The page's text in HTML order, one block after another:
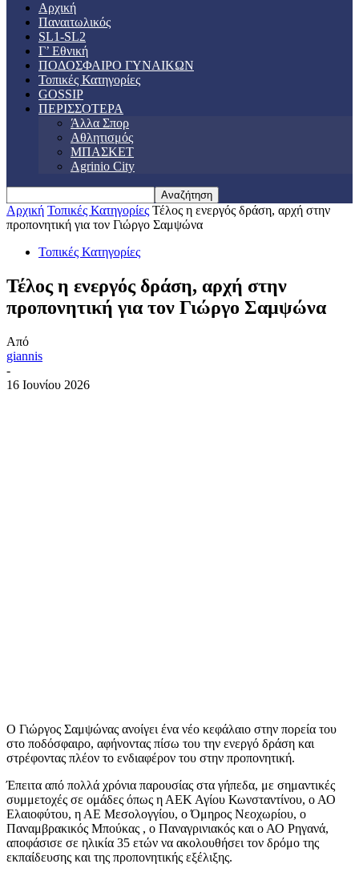
Αρχική
Παναιτωλικός
SL1-SL2
Γ’ Εθνική
ΠΟΔΟΣΦΑΙΡΟ ΓΥΝΑΙΚΩΝ
Τοπικές Κατηγορίες
GOSSIP
ΠΕΡΙΣΣΟΤΕΡΑ
Άλλα Σπορ
Αθλητισμός
ΜΠΑΣΚΕΤ
Agrinio City
Αρχική Τοπικές Κατηγορίες Τέλος η ενεργός δράση, αρχή στην
προπονητική για τον Γιώργο Σαμψώνα
Τοπικές Κατηγορίες
Τέλος η ενεργός δράση, αρχή στην
προπονητική για τον Γιώργο Σαμψώνα
Από
giannis
-
16 Ιουνίου 2026
Ο Γιώργος Σαμψώνας ανοίγει ένα νέο κεφάλαιο στην πορεία του
στο ποδόσφαιρο, αφήνοντας πίσω του την ενεργό δράση και
στρέφοντας πλέον το ενδιαφέρον του στην προπονητική.
Έπειτα από πολλά χρόνια παρουσίας στα γήπεδα, με σημαντικές
συμμετοχές σε ομάδες όπως η ΑΕΚ Αγίου Κωνσταντίνου, ο ΑΟ
Ελαιοφύτου, η ΑΕ Μεσολογγίου, ο Όμηρος Νεοχωρίου, ο
Παναμβρακικός Μπούκας , ο Παναγρινιακός και ο ΑΟ Ρηγανά,
αποφάσισε σε ηλικία 35 ετών να ακολουθήσει τον δρόμο της
εκπαίδευσης και της προπονητικής εξέλιξης.